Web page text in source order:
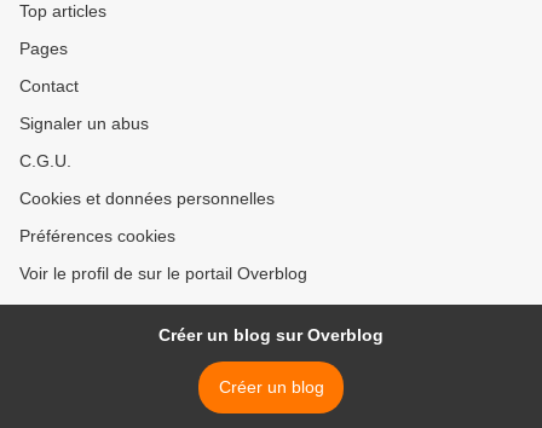
Top articles
Pages
Contact
Signaler un abus
C.G.U.
Cookies et données personnelles
Préférences cookies
Voir le profil de sur le portail Overblog
Créer un blog sur Overblog
Créer un blog